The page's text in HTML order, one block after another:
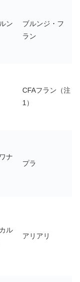
ン
ブルンジ・フ
ラン
CFAフラン（注
1）
ナ
プラ
ル
アリアリ